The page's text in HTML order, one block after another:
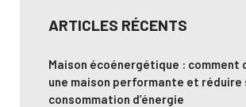
ARTICLES RÉCENTS
Maison écoénergétique : comment
une maison performante et réduire
consommation d’énergie